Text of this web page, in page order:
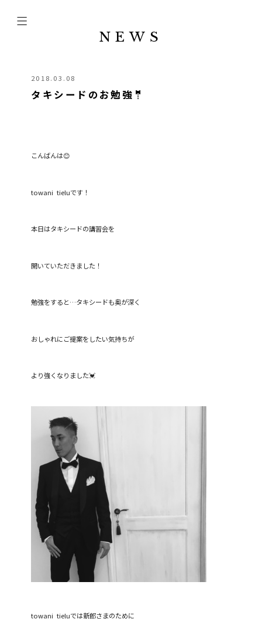
NEWS
2018.03.08
タキシードのお勉強🤵
こんばんは😊
towani tieluです！
本日はタキシードの講習会を
開いていただきました！
勉強をすると…タキシードも奥が深く
おしゃれにご提案をしたい気持ちが
より強くなりました💓
towani tieluでは新郎さまのために